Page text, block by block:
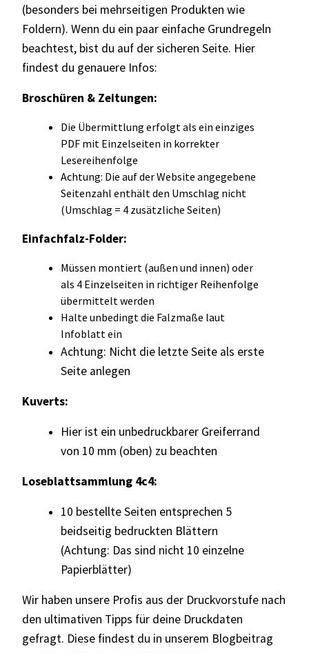
(besonders bei mehrseitigen Produkten wie
Foldern). Wenn du ein paar einfache Grundregeln
beachtest, bist du auf der sicheren Seite. Hier
findest du genauere Infos:
Broschüren & Zeitungen:
Die Übermittlung erfolgt als ein einziges
PDF mit Einzelseiten in korrekter
Lesereihenfolge
Achtung: Die auf der Website angegebene
Seitenzahl enthält den Umschlag nicht
(Umschlag = 4 zusätzliche Seiten)
Einfachfalz-Folder:
Müssen montiert (außen und innen) oder
als 4 Einzelseiten in richtiger Reihenfolge
übermittelt werden
Halte unbedingt die Falzmaße laut
Infoblatt ein
Achtung: Nicht die letzte Seite als erste
Seite anlegen
Kuverts:
Hier ist ein unbedruckbarer Greiferrand
von 10 mm (oben) zu beachten
Loseblattsammlung 4c4:
10 bestellte Seiten entsprechen 5
beidseitig bedruckten Blättern
(Achtung: Das sind nicht 10 einzelne
Papierblätter)
Wir haben unsere Profis aus der Druckvorstufe nach
den ultimativen Tipps für deine Druckdaten
gefragt. Diese findest du in unserem Blogbeitrag